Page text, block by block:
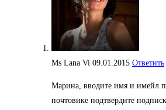
Ms Lana Vi 09.01.2015 Ответить
Марина, вводите имя и имейл
почтовике подтвердите